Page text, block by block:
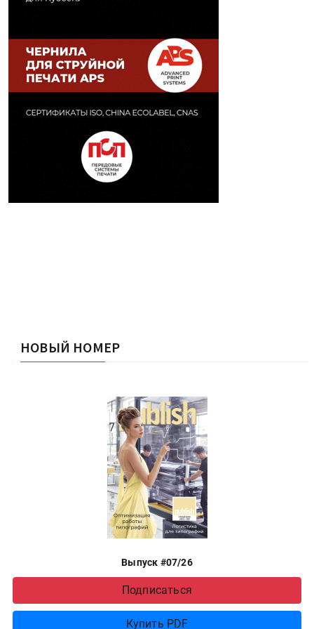
НОВЫЙ НОМЕР
Выпуск #07/26
Подписаться
Купить PDF